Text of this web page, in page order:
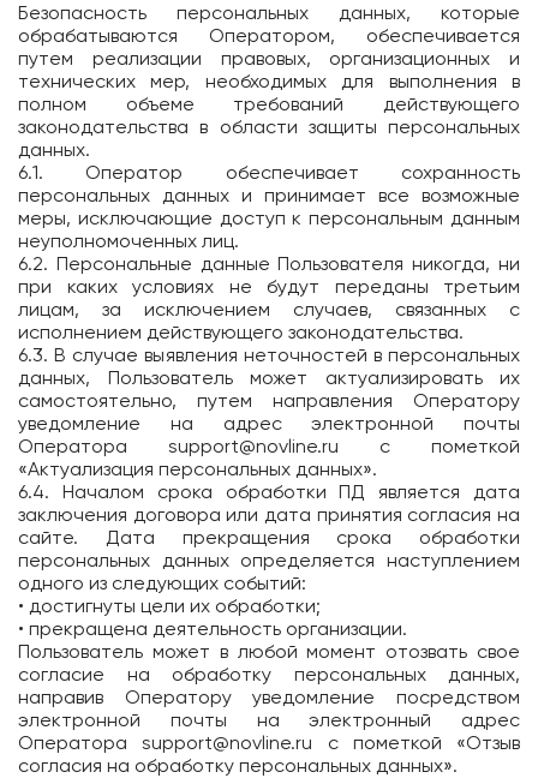
Безопасность персональных данных, которые
обрабатываются Оператором, обеспечивается
путем реализации правовых, организационных и
технических мер, необходимых для выполнения в
полном объеме требований действующего
законодательства в области защиты персональных
данных.
6.1. Оператор обеспечивает сохранность
персональных данных и принимает все возможные
меры, исключающие доступ к персональным данным
неуполномоченных лиц.
6.2. Персональные данные Пользователя никогда, ни
при каких условиях не будут переданы третьим
лицам, за исключением случаев, связанных с
исполнением действующего законодательства.
6.3. В случае выявления неточностей в персональных
данных, Пользователь может актуализировать их
самостоятельно, путем направления Оператору
уведомление на адрес электронной почты
Оператора support@novline.ru с пометкой
«Актуализация персональных данных».
6.4. Началом срока обработки ПД является дата
заключения договора или дата принятия согласия на
сайте. Дата прекращения срока обработки
персональных данных определяется наступлением
одного из следующих событий:
• достигнуты цели их обработки;
• прекращена деятельность организации.
Пользователь может в любой момент отозвать свое
согласие на обработку персональных данных,
направив Оператору уведомление посредством
электронной почты на электронный адрес
Оператораsupport@novline.ru с пометкой «Отзыв
согласия на обработку персональных данных».